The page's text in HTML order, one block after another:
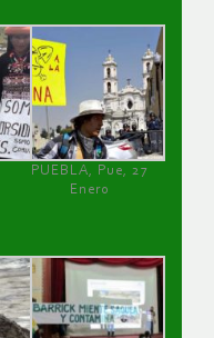
PUEBLA, Pue, 27
Enero